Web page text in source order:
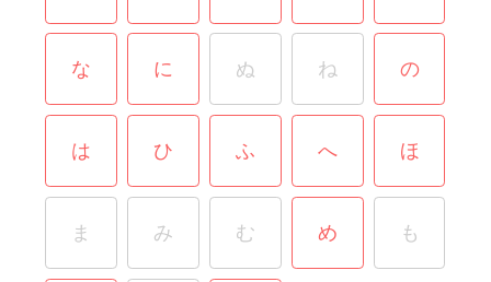
な に ぬ ね の
は ひ ふ へ ほ
ま み む め も